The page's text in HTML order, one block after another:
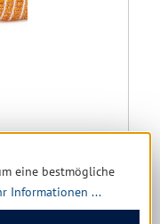
Ab2,74 € *
eine bestmögliche
Informationen ...